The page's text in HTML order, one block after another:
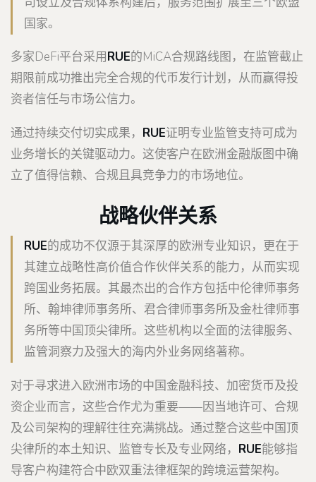
国家。
多家DeFi平台采用RUE的MiCA合规路线图，在监管截止
期限前成功推出完全合规的代币发行计划，从而赢得投
资者信任与市场公信力。
通过持续交付切实成果， RUE证明专业监管支持可成为
业务增长的关键驱动力。这使客户在欧洲金融版图中确
立了值得信赖、合规且具竞争力的市场地位。
战略伙伴关系
RUE的成功不仅源于其深厚的欧洲专业知识，更在于
其建立战略性高价值合作伙伴关系的能力，从而实现
跨国业务拓展。其最杰出的合作方包括中伦律师事务
所、翰坤律师事务所、君合律师事务所及金杜律师事
务所等中国顶尖律所。这些机构以全面的法律服务、
监管洞察力及强大的海内外业务网络著称。
对于寻求进入欧洲市场的中国金融科技、加密货币及投
资企业而言，这些合作尤为重要——因当地许可、合规
及公司架构的理解往往充满挑战。通过整合这些中国顶
尖律所的本土知识、监管专长及专业网络， RUE能够指
导客户构建符合中欧双重法律框架的跨境运营架构。